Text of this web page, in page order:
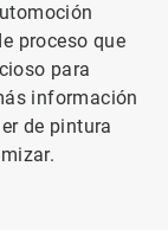
proceso que
para
información
de pintura